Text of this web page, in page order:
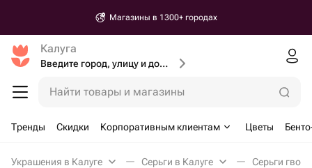
Магазины в 1300+ городах
Калуга
Введите город, улицу и дом доставки
Найти товары и магазины
Тренды Скидки Корпоративным клиентам Цветы
Украшения в Калуге Серьги в Калуге Серьги